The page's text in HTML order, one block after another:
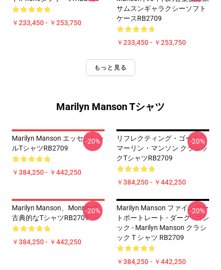
￥233,450 - ￥253,750
サムスンギャラクシーソフト
ケースRB2709
￥233,450 - ￥253,750
もっと見る
Marilyn Manson Tシャツ
Marilyn Manson エッセンシャ
ルTシャツRB2709
￥384,250 - ￥442,250
-20%
リフレクティング・ゴード -
マーリン・マンソン クラシッ
クTシャツRB2709
￥384,250 - ￥442,250
-20%
Marilyn Manson、Monroeの
古典的なTシャツRB2709
￥384,250 - ￥442,250
-20%
Marilyn Manson ファインアー
トポートレート - ダーク - ゴシ
ック - Marilyn Manson クラシ
ック T シャツ RB2709
￥384,250 - ￥442,250
-20%